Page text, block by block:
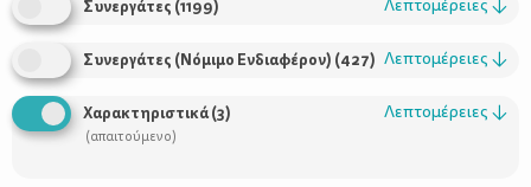
Χρήσιμοι Σύνδεσμοι
Τι είναι το ΔΕΛΤΑ moms
Συνεργάτες (1199) Λεπτομέρειες ↓
Συνεργάτες (Νόμιμο Ενδιαφέρον) (427) Λεπτομέρειες ↓
Χαρακτηριστικά(3)
(απαιτούμενο)
Λεπτομέρειες ↓